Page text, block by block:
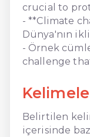
crucial to
- **Climate
Dünya'nın
- Örnek
challenge
Belirtilen
içerisinde